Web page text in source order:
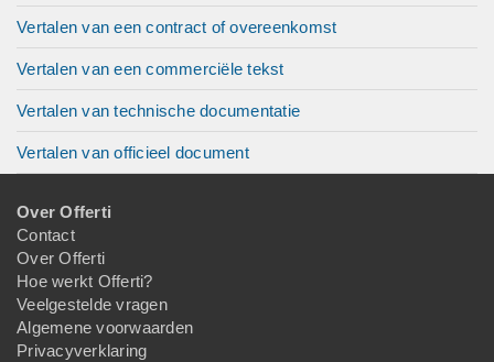
Vertalen van een contract of overeenkomst
Vertalen van een commerciële tekst
Vertalen van technische documentatie
Vertalen van officieel document
Over Offerti
Contact
Over Offerti
Hoe werkt Offerti?
Veelgestelde vragen
Algemene voorwaarden
Privacyverklaring